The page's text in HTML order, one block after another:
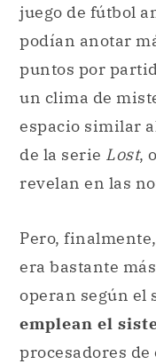
juego de fútbol
podían anotar
puntos por
un clima de
espacio similar
de la serie Lost,
revelan en las
Pero,
era bastante
operan según el
emplean el
procesadores de